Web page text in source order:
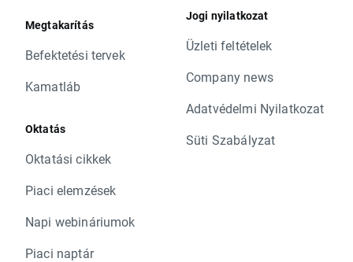
Megtakarítás
Befektetési tervek
Kamatláb
Oktatás
Oktatási cikkek
Piaci elemzések
Napi webináriumok
Piaci naptár
Jogi nyilatkozat
Üzleti feltételek
Company news
Adatvédelmi Nyilatkozat
Süti Szabályzat